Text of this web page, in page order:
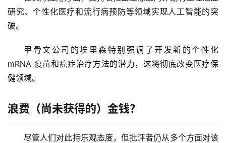
研究、个性化医疗和流行病预防等领域实现人工智能的突
破。
甲骨文公司的埃里森特别强调了开发新的个性化
mRNA 疫苗和癌症治疗方法的潜力，这将彻底改变医疗保
健领域。
浪费（尚未获得的）金钱？
尽管人们对此持乐观态度，但批评者仍从多个方面对该